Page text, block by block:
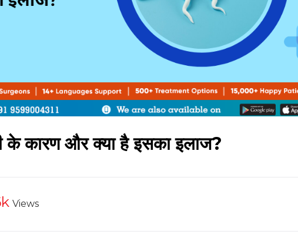
के कारण और क्या है इसका इलाज?
Views